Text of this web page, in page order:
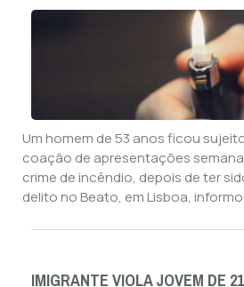
Um homem de 53 anos ficou
coação de apresentações
crime de incêndio, depois de ter
delito no Beato, em Lisboa,
IMIGRANTE VIOLA JOVEM DE